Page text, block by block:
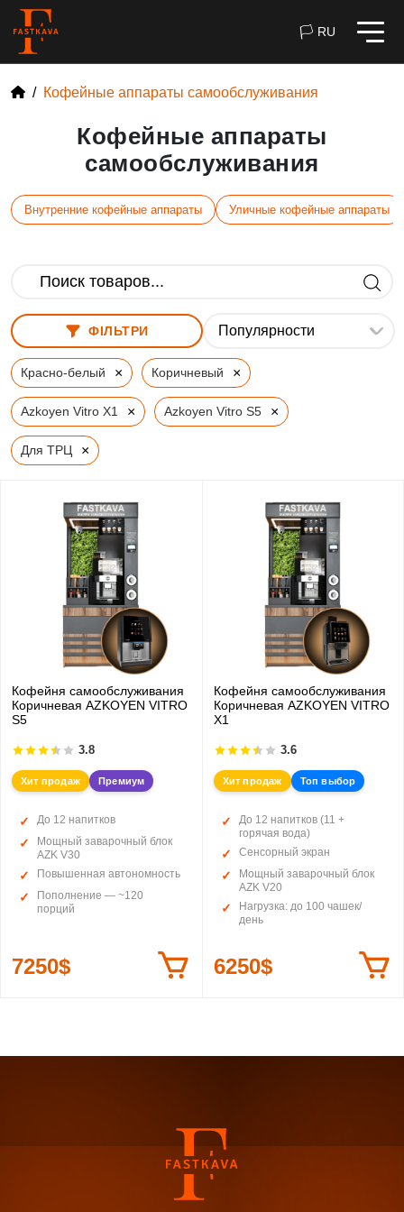
🏳 RU
Кофейные аппараты самообслуживания
Кофейные аппараты
самообслуживания
Внутренние кофейные аппараты Уличные кофейные аппараты
ФІЛЬТРИ
Красно-белый × Коричневый ×
Azkoyen Vitro X1 × Azkoyen Vitro S5 ×
Для ТРЦ ×
Кофейня самообслуживания
Коричневая AZKOYEN VITRO
S5
3.8
Хит продаж Премиум
До 12 напитков
Мощный заварочный блок
AZK V30
Повышенная автономность
Пополнение — ~120
порций
7250$
Кофейня самообслуживания
Коричневая AZKOYEN VITRO
X1
3.6
Хит продаж Топ выбор
До 12 напитков (11 +
горячая вода)
Сенсорный экран
Мощный заварочный блок
AZK V20
Нагрузка: до 100 чашек/
день
6250$